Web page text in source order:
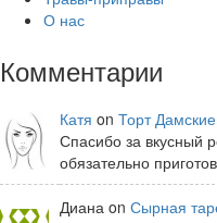
О нас
Комментарии
Катя on Торт
Спасибо за вкусный
обязательно
Диана on Сырная